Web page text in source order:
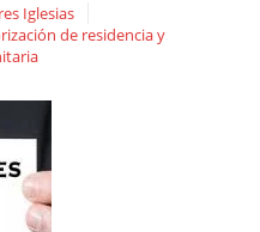
Iglesias
de residencia y